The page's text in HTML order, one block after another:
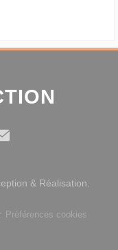
& Réalisation.
Préférences cookies